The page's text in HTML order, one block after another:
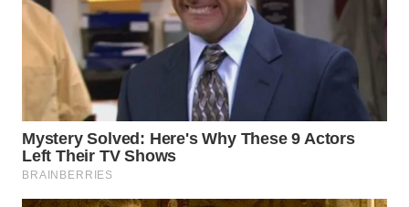
WN
DANAU
TOBA
WN
NIAS
WN
LANGKAT